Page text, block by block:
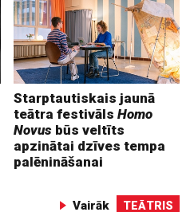
Starptautiskais jaunā
teātra festivālsHomo
Novus būs veltīts
apzinātai dzīves tempa
palēnināšanai
Vairāk TEĀTRIS